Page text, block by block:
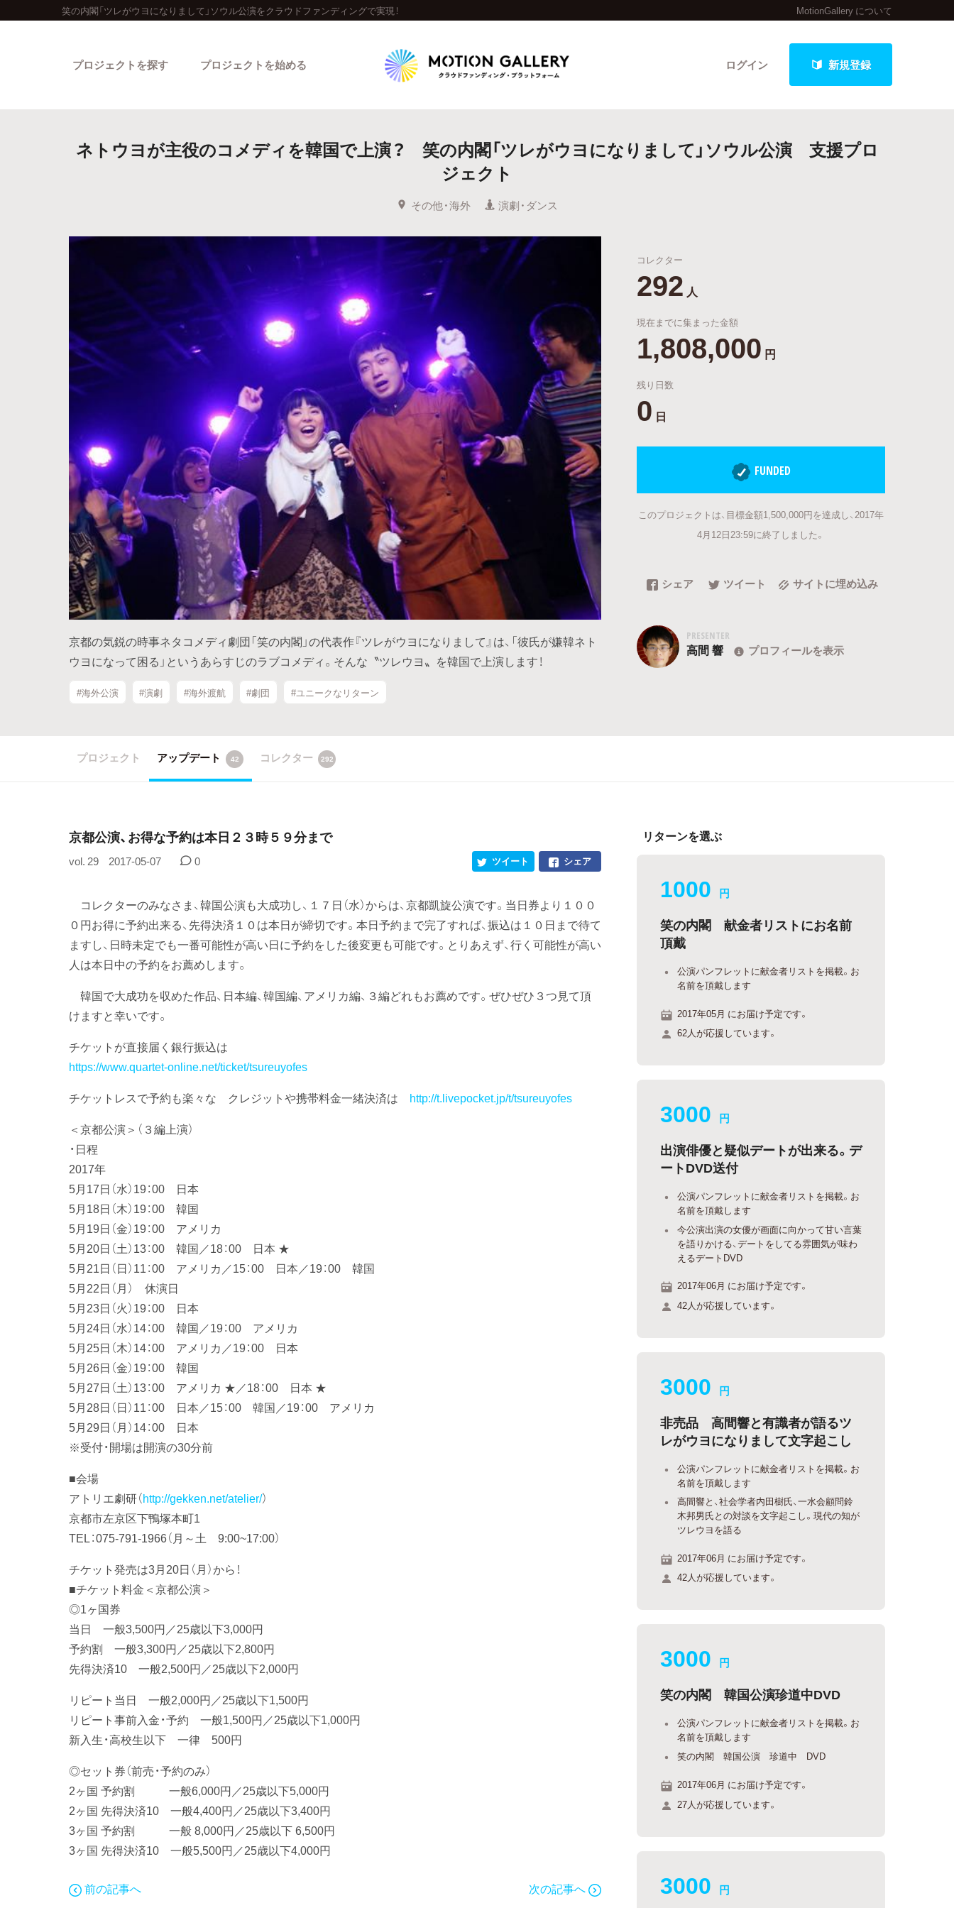
笑の内閣「ツレがウヨになりまして」ソウル公演をクラウドファンディングで実現！ MotionGallery について
ログイン 新規登録
プロジェクトを探す
人気のプロジェクト 新着プロジェクト 終了間近のプロジェクト
Feature
カテゴリーから探す タグから探す キュレーターから探す 特集から探す
Legendary
最新達成プロジェクト 調達額が大きいプロジェクト
プロジェクトを始める
ネトウヨが主役のコメディを韓国で上演？ 笑の内閣「ツレがウヨになりまして」ソウル公演 支援プロ
ジェクト
その他・海外 演劇・ダンス
京都の気鋭の時事ネタコメディ劇団「笑の内閣」の代表作『ツレがウヨになりまして』は、「彼氏が嫌韓ネト
ウヨになって困る」というあらすじのラブコメディ。そんな〝ツレウヨ〟を韓国で上演します！
#海外公演 #演劇 #海外渡航 #劇団 #ユニークなリターン
コレクター
292 人
現在までに集まった金額
1,808,000 円
残り日数
0 日
FUNDED
このプロジェクトは、目標金額1,500,000円を達成し、2017年
4月12日23:59に終了しました。
シェア ツイート サイトに埋め込み
PRESENTER
高間 響 プロフィールを表示
プロジェクト アップデート 42 コレクター 292
京都公演、お得な予約は本日２３時５９分まで
vol. 29 2017-05-07 0 シェア
ツイート
コレクターのみなさま、韓国公演も大成功し、１７日（水）からは、京都凱旋公演です。当日券より１００
０円お得に予約出来る、先得決済１０は本日が締切です。本日予約まで完了すれば、振込は１０日まで待て
ますし、日時未定でも一番可能性が高い日に予約をした後変更も可能です。とりあえず、行く可能性が高い
人は本日中の予約をお薦めします。
韓国で大成功を収めた作品、日本編、韓国編、アメリカ編、３編どれもお薦めです。ぜひぜひ３つ見て頂
けますと幸いです。
チケットが直接届く銀行振込は
https://www.quartet-online.net/ticket/tsureuyofes
チケットレスで予約も楽々な クレジットや携帯料金一緒決済は http://t.livepocket.jp/t/tsureuyofes
＜京都公演＞（３編上演）
・日程
2017年
5月17日（水）19：00 日本
5月18日（木）19：00 韓国
5月19日（金）19：00 アメリカ
5月20日（土）13：00 韓国／18：00 日本 ★
5月21日（日）11：00 アメリカ／15：00 日本／19：00 韓国
5月22日（月） 休演日
5月23日（火）19：00 日本
5月24日（水）14：00 韓国／19：00 アメリカ
5月25日（木）14：00 アメリカ／19：00 日本
5月26日（金）19：00 韓国
5月27日（土）13：00 アメリカ ★／18：00 日本 ★
5月28日（日）11：00 日本／15：00 韓国／19：00 アメリカ
5月29日（月）14：00 日本
※受付・開場は開演の30分前
■会場
アトリエ劇研（http://gekken.net/atelier/）
京都市左京区下鴨塚本町1
TEL：075-791-1966（月～土 9:00~17:00）
チケット発売は3月20日（月）から！
■チケット料金＜京都公演＞
◎1ヶ国券
当日 一般3,500円／25歳以下3,000円
予約割 一般3,300円／25歳以下2,800円
先得決済10 一般2,500円／25歳以下2,000円
リピート当日 一般2,000円／25歳以下1,500円
リピート事前入金・予約 一般1,500円／25歳以下1,000円
新入生・高校生以下 一律 500円
◎セット券（前売・予約のみ）
2ヶ国 予約割 一般6,000円／25歳以下5,000円
2ヶ国 先得決済10 一般4,400円／25歳以下3,400円
3ヶ国 予約割 一般 8,000円／25歳以下 6,500円
3ヶ国 先得決済10 一般5,500円／25歳以下4,000円
前の記事へ 次の記事へ
リターンを選ぶ
1000 円
笑の内閣 献金者リストにお名前
頂戴
公演パンフレットに献金者リストを掲載。お
名前を頂戴します
2017年05月 にお届け予定です。
62人が応援しています。
3000 円
出演俳優と疑似デートが出来る。デ
ートDVD送付
公演パンフレットに献金者リストを掲載。お
名前を頂戴します
今公演出演の女優が画面に向かって甘い言葉
を語りかける、デートをしてる雰囲気が味わ
えるデートDVD
2017年06月 にお届け予定です。
42人が応援しています。
3000 円
非売品 高間響と有識者が語るツ
レがウヨになりまして文字起こし
公演パンフレットに献金者リストを掲載。お
名前を頂戴します
高間響と、社会学者内田樹氏、一水会顧問鈴
木邦男氏との対談を文字起こし。現代の知が
ツレウヨを語る
2017年06月 にお届け予定です。
42人が応援しています。
3000 円
笑の内閣 韓国公演珍道中DVD
公演パンフレットに献金者リストを掲載。お
名前を頂戴します
笑の内閣 韓国公演 珍道中 DVD
2017年06月 にお届け予定です。
27人が応援しています。
3000 円